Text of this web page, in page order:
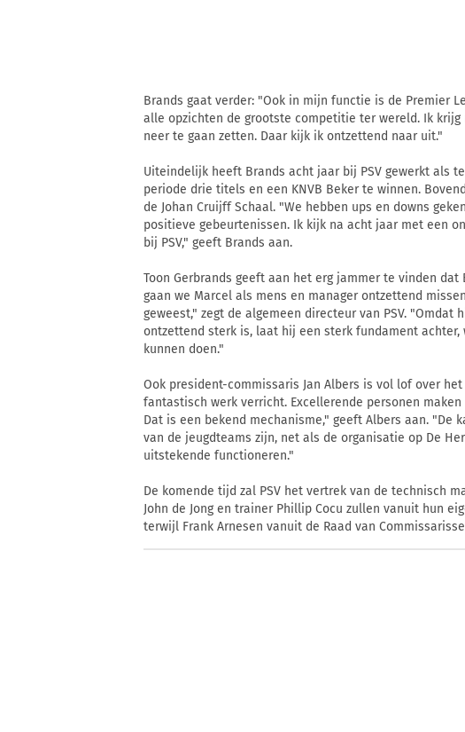
Brands gaat verder: "Ook in mijn functie is de Premier
alle opzichten de grootste competitie ter wereld. Ik
neer te gaan zetten. Daar kijk ik ontzettend naar uit."
Uiteindelijk heeft Brands acht jaar bij PSV gewerkt als
periode drie titels en een KNVB Beker te winnen.
de Johan Cruijff Schaal. "We hebben ups en downs
positieve gebeurtenissen. Ik kijk na acht jaar met een
bij PSV," geeft Brands aan.
Toon Gerbrands geeft aan het erg jammer te vinden
gaan we Marcel als mens en manager ontzettend
geweest," zegt de algemeen directeur van PSV. "Omdat
ontzettend sterk is, laat hij een sterk fundament achter,
kunnen doen."
Ook president-commissaris Jan Albers is vol lof over
fantastisch werk verricht. Excellerende personen
Dat is een bekend mechanisme," geeft Albers aan. "De
van de jeugdteams zijn, net als de organisatie op De
uitstekende functioneren."
De komende tijd zal PSV het vertrek van de technisch
John de Jong en trainer Phillip Cocu zullen vanuit hun
terwijl Frank Arnesen vanuit de Raad van